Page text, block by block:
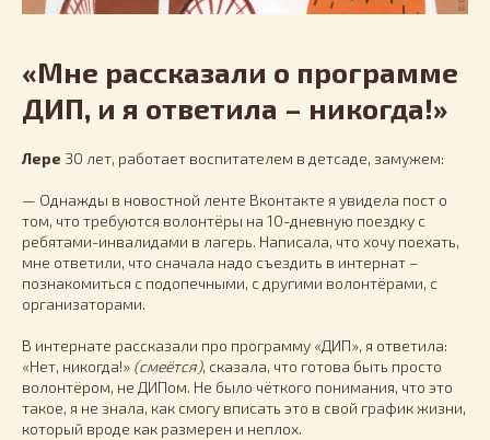
«Мне рассказали о программе
ДИП, и я ответила – никогда!»
Лере 30 лет, работает воспитателем в детсаде, замужем:
— Однажды в новостной ленте Вконтакте я увидела пост о
том, что требуются волонтёры на 10-дневную поездку с
ребятами-инвалидами в лагерь. Написала, что хочу поехать,
мне ответили, что сначала надо съездить в интернат –
познакомиться с подопечными, с другими волонтёрами, с
организаторами.
В интернате рассказали про программу «ДИП», я ответила:
«Нет, никогда!» (смеётся), сказала, что готова быть просто
волонтёром, не ДИПом. Не было чёткого понимания, что это
такое, я не знала, как смогу вписать это в свой график жизни,
который вроде как размерен и неплох.